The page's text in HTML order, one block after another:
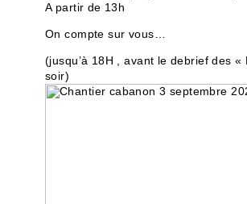
A partir de 13h
On compte sur vous…
(jusqu’à 18H , avant le debrief des «
soir)